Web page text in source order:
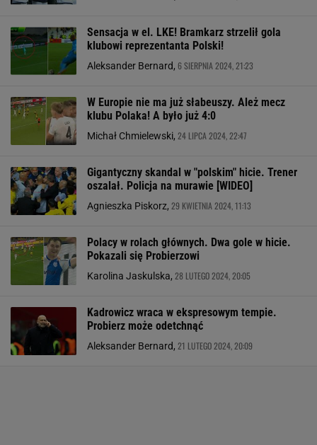
Sensacja w el. LKE! Bramkarz strzelił gola
klubowi reprezentanta Polski!
Aleksander Bernard, 6 SIERPNIA 2024, 21:23
W Europie nie ma już słabeuszy. Ależ mecz
klubu Polaka! A było już 4:0
Michał Chmielewski, 24 LIPCA 2024, 22:47
Gigantyczny skandal w "polskim" hicie. Trener
oszalał. Policja na murawie [WIDEO]
Agnieszka Piskorz, 29 KWIETNIA 2024, 11:13
Polacy w rolach głównych. Dwa gole w hicie.
Pokazali się Probierzowi
Karolina Jaskulska, 28 LUTEGO 2024, 20:05
Kadrowicz wraca w ekspresowym tempie.
Probierz może odetchnąć
Aleksander Bernard, 21 LUTEGO 2024, 20:09